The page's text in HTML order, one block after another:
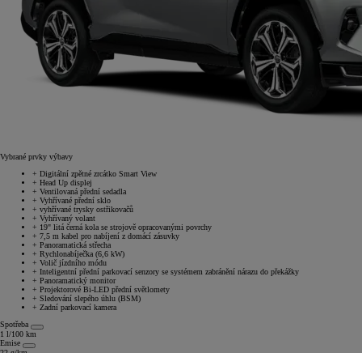
Vybrané prvky výbavy
+ Digitální zpětné zrcátko Smart View
+ Head Up displej
+ Ventilovaná přední sedadla
+ Vyhřívané přední sklo
+ vyhřívané trysky ostřikovačů
+ Vyhřívaný volant
+ 19" litá černá kola se strojově opracovanými povrchy
+ 7,5 m kabel pro nabíjení z domácí zásuvky
+ Panoramatická střecha
+ Rychlonabíječka (6,6 kW)
+ Volič jízdního módu
+ Inteligentní přední parkovací senzory se systémem zabránění nárazu do překážky
+ Panoramatický monitor
+ Projektorové Bi-LED přední světlomety
+ Sledování slepého úhlu (BSM)
+ Zadní parkovací kamera
Spotřeba
1 l/100 km
Emise